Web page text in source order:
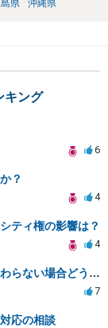
県 沖縄県
キング
6
？
4
ティ権の影響は？
4
開示請求の仮処分での審尋で２回目で終わらない場合どうしたらいいですか
7
応の相談